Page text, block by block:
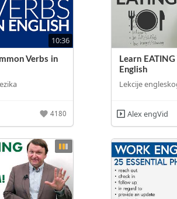
10:36
Verbs in
4180
Learn
English
Lekcije
Alex engVid